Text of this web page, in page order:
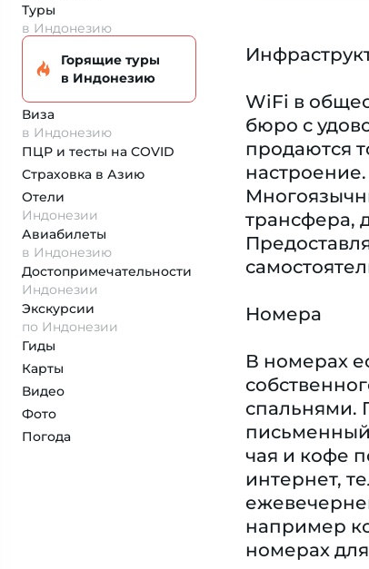
Туры
в Индонезию
Горящие туры
в Индонезию
Виза
в Индонезию
ПЦР и тесты на COVID
Страховка в Азию
Отели
Индонезии
Авиабилеты
в Индонезию
Достопримеча­тельности
Индонезии
Экскурсии
по Индонезии
Гиды
Карты
Видео
Фото
Погода
WiFi в
бюро с
продаются
настроение.
трансфера,
Номера
В номерах
спальнями.
письменный
чая и кофе
интернет,
например
номерах